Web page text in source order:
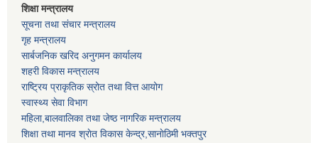
शिक्षा मन्त्रालय
सूचना तथा संचार मन्त्रालय
गृह मन्त्रालय
सार्बजनिक खरिद अनुगमन कार्यालय
शहरी विकास मन्त्रालय
राष्ट्रिय प्राकृतिक स्रोत तथा वित्त आयोग
स्वास्थ्य सेवा विभाग
महिला,बालवालिका तथा जेष्ठ नागरिक मन्त्रालय
शिक्षा तथा मानव श्राेत विकास केन्द्र,सानाेठिमी भक्तपुर